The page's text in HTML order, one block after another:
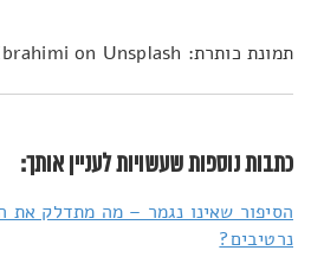
תמונת כותרת: Jilbert Ebrahimi on Unsplash
כתבות נוספות שעשויות לעניין אותך:
הסיפור שאינו נגמר – מה מתדלק את
נרטיבים?